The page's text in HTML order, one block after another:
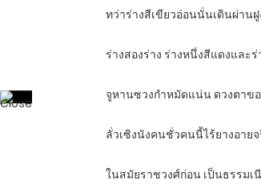
ทว่าร่างสีเขียวอ่อนนั่นเดินผ่าน
ร่างสองร่าง ร่างหนึ่งสีแดงแล
จูหานซวงกำหมัดแน่น ดวงตาข
ลั่วเซิงนังคนชั่วคนนี้ไร้ยางอาย
ในสมัยราชวงศ์ก่อน เป็นธรรม